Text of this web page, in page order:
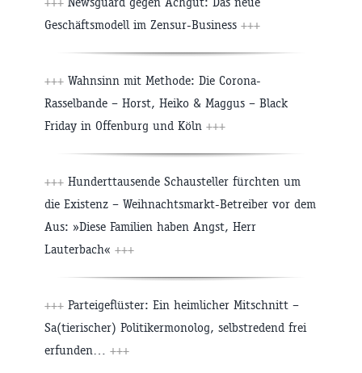
Geschäftsmodell im Zensur-Business +++
+++ Wahnsinn mit Methode: Die Corona-
Rasselbande – Horst, Heiko & Maggus – Black
Friday in Offenburg und Köln +++
+++ Hunderttausende Schausteller fürchten um
die Existenz – Weihnachtsmarkt-Betreiber vor dem
Aus: »Diese Familien haben Angst, Herr
Lauterbach« +++
+++ Parteigeflüster: Ein heimlicher Mitschnitt –
Sa(tierischer) Politikermonolog, selbstredend frei
erfunden… +++